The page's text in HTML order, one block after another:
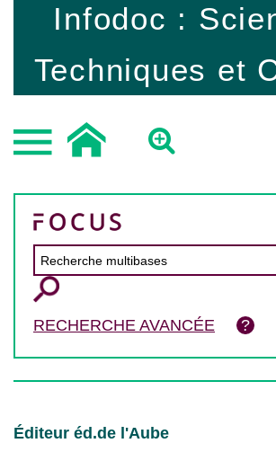
Infodoc :
Techniques et
RECHERCHE AVANCÉE
Éditeur éd.de l'Aube